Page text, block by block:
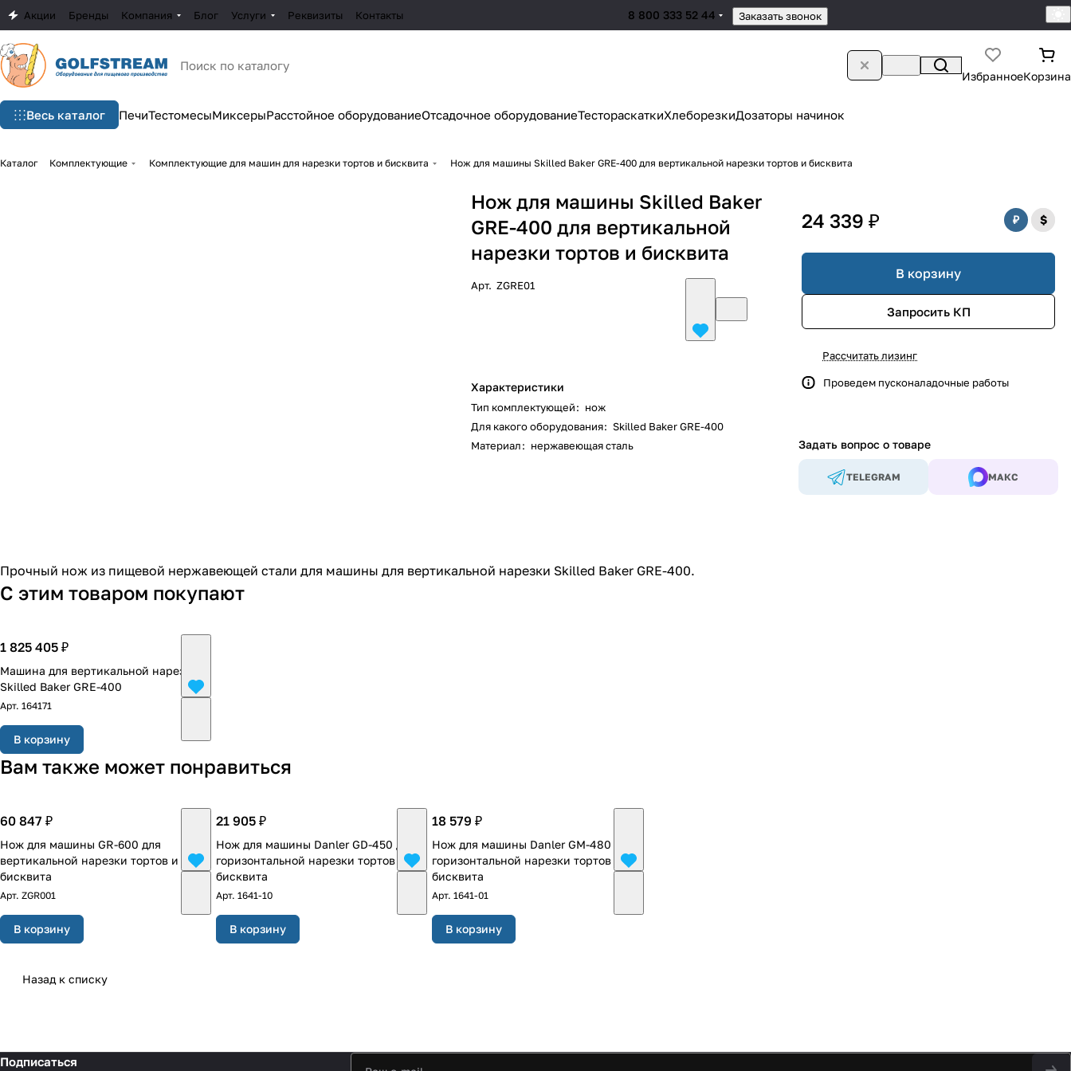
Акции Бренды Компания Блог Услуги Реквизиты Контакты 8 800 333 52 44 Заказать звонок
ИзбранноеКорзина
Весь каталог ПечиТестомесыМиксерыРасстойное оборудованиеОтсадочное оборудованиеТестораскаткиХлеборезкиДозаторы начинок
Каталог Комплектующие Комплектующие для машин для нарезки тортов и бисквита Нож для машины Skilled Baker GRE-400 для вертикальной нарезки тортов и бисквита
Нож для машины Skilled Baker
GRE-400 для вертикальной
нарезки тортов и бисквита
Арт. ZGRE01
Характеристики
Тип комплектующей: нож
Для какого оборудования: Skilled Baker GRE-400
Материал: нержавеющая сталь
24 339 ₽
В корзину
Запросить КП
Рассчитать лизинг
Проведем пусконаладочные работы
Задать вопрос о товаре
TELEGRAM МАКС
Прочный нож из пищевой нержавеющей стали для машины для вертикальной нарезки Skilled Baker GRE-400.
С этим товаром покупают
1 825 405 ₽
Машина для вертикальной нарезки
Skilled Baker GRE-400
Арт. 164171
В корзину
Вам также может понравиться
60 847 ₽
Нож для машины GR-600 для
вертикальной нарезки тортов и
бисквита
Арт. ZGR001
В корзину
21 905 ₽
Нож для машины Danler GD-450 для
горизонтальной нарезки тортов и
бисквита
Арт.1641-10
В корзину
18 579 ₽
Нож для машины Danler GM-480 для
горизонтальной нарезки тортов и
бисквита
Арт.1641-01
В корзину
Назад к списку
Подписаться